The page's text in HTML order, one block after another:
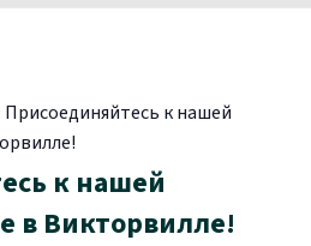
Присоединяйтесь к нашей
к нашей
в Викторвилле!